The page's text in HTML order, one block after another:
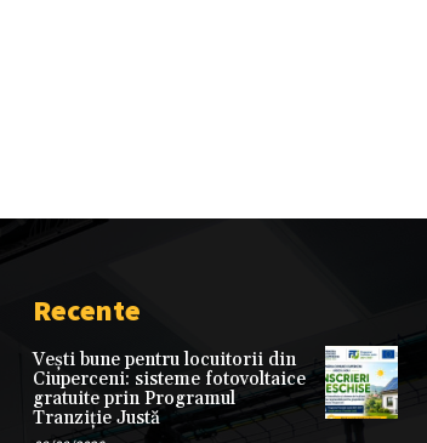
Recente
Vești bune pentru locuitorii din
Ciuperceni: sisteme fotovoltaice
gratuite prin Programul
Tranziție Justă